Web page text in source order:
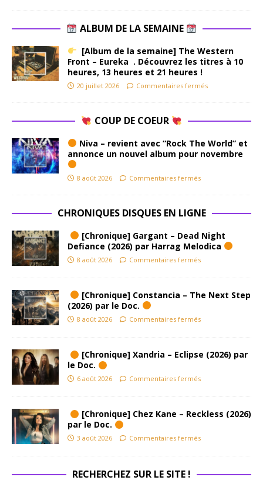
ALBUM DE LA SEMAINE
[Album de la semaine] The Western
Front – Eureka . Découvrez les titres à 10
heures, 13 heures et 21 heures !
20 juillet 2026 Commentaires fermés
COUP DE COEUR
Niva – revient avec “Rock The World” et
annonce un nouvel album pour novembre
8 août 2026 Commentaires fermés
CHRONIQUES DISQUES EN LIGNE
[Chronique] Gargant – Dead Night
Defiance (2026) par Harrag Melodica
8 août 2026 Commentaires fermés
[Chronique] Constancia – The Next Step
(2026) par le Doc.
8 août 2026 Commentaires fermés
[Chronique] Xandria – Eclipse (2026) par
le Doc.
6 août 2026 Commentaires fermés
[Chronique] Chez Kane – Reckless (2026)
par le Doc.
3 août 2026 Commentaires fermés
RECHERCHEZ SUR LE SITE !